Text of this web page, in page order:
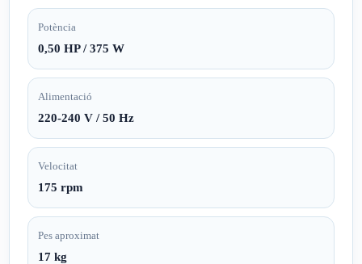
Potència
0,50 HP / 375 W
Alimentació
220-240 V / 50 Hz
Velocitat
175 rpm
Pes aproximat
17 kg